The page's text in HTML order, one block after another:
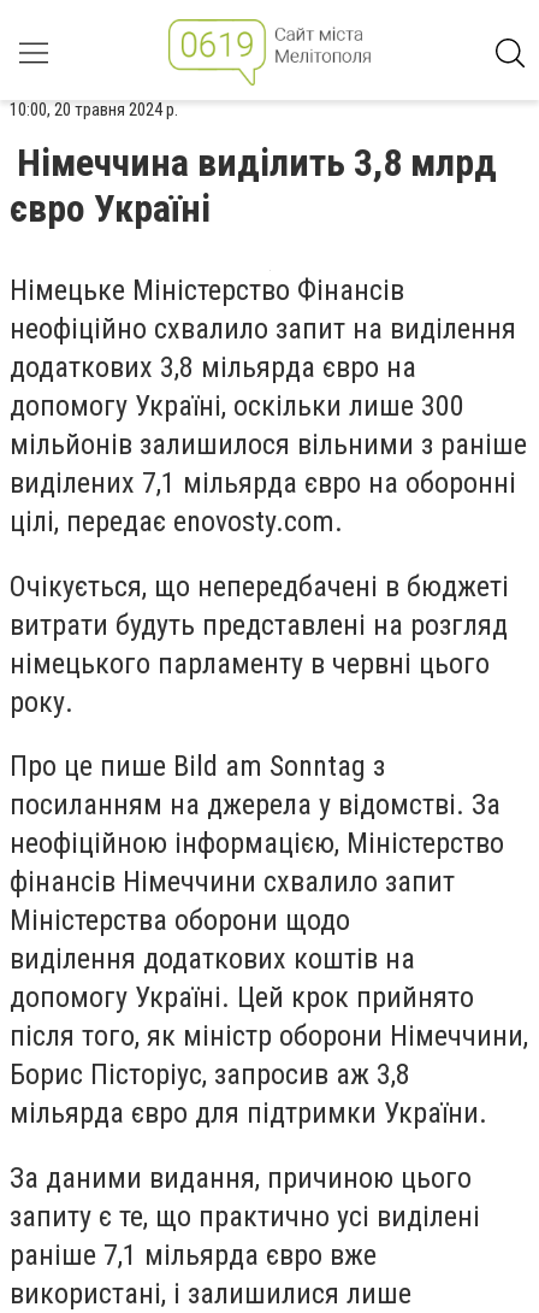
10:00, 20 травня 2024 р.
Німеччина виділить 3,8 млрд
євро Україні
Німецьке Міністерство Фінансів
неофіційно схвалило запит на виділення
додаткових 3,8 мільярда євро на
допомогу Україні, оскільки лише 300
мільйонів залишилося вільними з раніше
виділених 7,1 мільярда євро на оборонні
цілі, передає enovosty.com.
Очікується, що непередбачені в бюджеті
витрати будуть представлені на розгляд
німецького парламенту в червні цього
року.
Про це пише Bild am Sonntag з
посиланням на джерела у відомстві. За
неофіційною інформацією, Міністерство
фінансів Німеччини схвалило запит
Міністерства оборони щодо
виділення додаткових коштів на
допомогу Україні. Цей крок прийнято
після того, як міністр оборони Німеччини,
Борис Пісторіус, запросив аж 3,8
мільярда євро для підтримки України.
За даними видання, причиною цього
запиту є те, що практично усі виділені
раніше 7,1 мільярда євро вже
використані, і залишилися лише